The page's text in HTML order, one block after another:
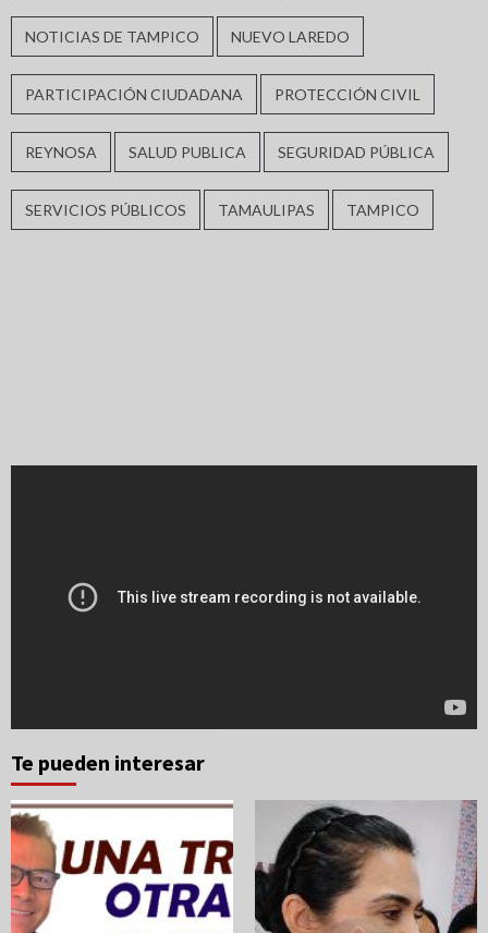
NOTICIAS DE TAMPICO NUEVO LAREDO
PARTICIPACIÓN CIUDADANA PROTECCIÓN CIVIL
REYNOSA SALUD PUBLICA SEGURIDAD PÚBLICA
SERVICIOS PÚBLICOS TAMAULIPAS TAMPICO
Te pueden interesar